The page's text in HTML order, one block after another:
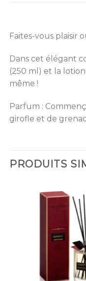
Faites-vous plaisir
Dans cet élégant
(250 ml) et la
même !
Parfum :
girofle et de
PRODUITS